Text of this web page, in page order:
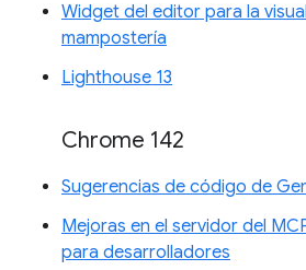
Widget del editor para la
mampostería
Lighthouse 13
Chrome 142
Sugerencias de código de
Mejoras en el servidor del
para desarrolladores